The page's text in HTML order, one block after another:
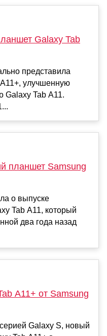
Galaxy Tab
представила
улучшенную
Galaxy Tab A11.
планшет Samsung
о выпуске
Tab A11, который
два года назад
A11+ от Samsung
Galaxy S, новый